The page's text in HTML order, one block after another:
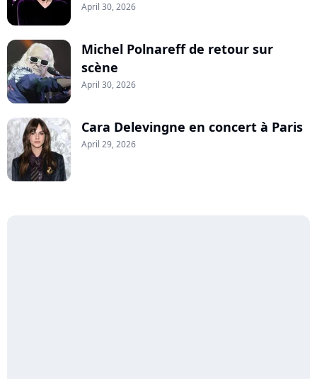
April 30, 2026
Michel Polnareff de retour sur
scène
April 30, 2026
Cara Delevingne en concert à Paris
April 29, 2026